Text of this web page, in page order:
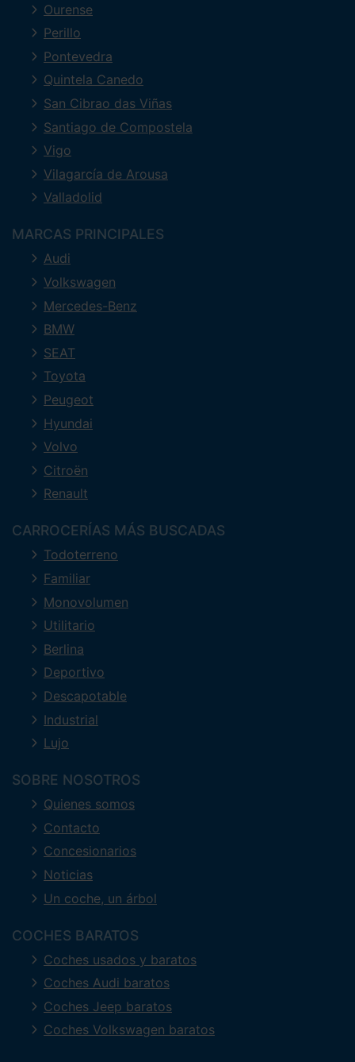
Ourense
Perillo
Pontevedra
Quintela Canedo
San Cibrao das Viñas
Santiago de Compostela
Vigo
Vilagarcía de Arousa
Valladolid
MARCAS PRINCIPALES
Audi
Volkswagen
Mercedes-Benz
BMW
SEAT
Toyota
Peugeot
Hyundai
Volvo
Citroën
Renault
CARROCERÍAS MÁS BUSCADAS
Todoterreno
Familiar
Monovolumen
Utilitario
Berlina
Deportivo
Descapotable
Industrial
Lujo
SOBRE NOSOTROS
Quienes somos
Contacto
Concesionarios
Noticias
Un coche, un árbol
COCHES BARATOS
Coches usados y baratos
Coches Audi baratos
Coches Jeep baratos
Coches Volkswagen baratos